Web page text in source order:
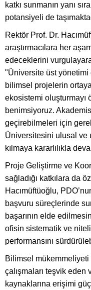
katkı sunmanın yanı
potansiyeli de
Rektör Prof. Dr.
araştırmacılara her
edeceklerini
"Üniversite üst
bilimsel projelerin ortaya
ekosistemi
benimsiyoruz.
geçirebilmeleri için
Üniversitesini ulusal ve
kılmaya kararlılıkla
Proje Geliştirme ve
sağladığı katkılara da
Hacımüftüoğlu,
başvuru süreçlerinde
başarının elde
ofisin sistematik ve
performansını
Bilimsel
çalışmaları teşvik eden
kaynaklarına erişimi